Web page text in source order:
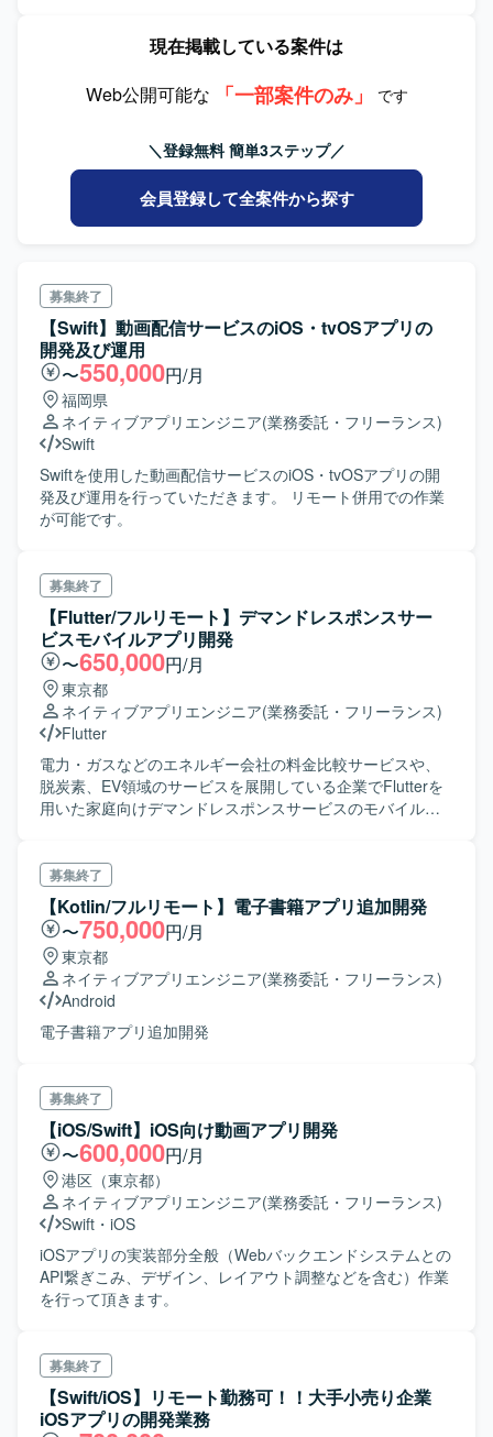
現在掲載している案件は
Web公開可能な
「一部案件のみ」 です
＼登録無料 簡単3ステップ／
会員登録して全案件から探す
募集終了
【Swift】動画配信サービスのiOS・tvOSアプリの
開発及び運用
〜550,000円/月
福岡県
ネイティブアプリエンジニア(業務委託・フリーランス)
Swift
Swiftを使用した動画配信サービスのiOS・tvOSアプリの開
発及び運用を行っていただきます。 リモート併用での作業
が可能です。
募集終了
【Flutter/フルリモート】デマンドレスポンスサー
ビスモバイルアプリ開発
〜650,000円/月
東京都
ネイティブアプリエンジニア(業務委託・フリーランス)
Flutter
電力・ガスなどのエネルギー会社の料金比較サービスや、
脱炭素、EV領域のサービスを展開している企業でFlutterを
用いた家庭向けデマンドレスポンスサービスのモバイルア
で、その方と協力して頂きながらタスクを進行して頂きま
す。 リリース後の運用開発も発生する可能性がございま
す。
募集終了
【Kotlin/フルリモート】電子書籍アプリ追加開発
〜750,000円/月
東京都
ネイティブアプリエンジニア(業務委託・フリーランス)
Android
電子書籍アプリ追加開発
募集終了
【iOS/Swift】iOS向け動画アプリ開発
〜600,000円/月
港区（東京都）
ネイティブアプリエンジニア(業務委託・フリーランス)
Swift ・ iOS
iOSアプリの実装部分全般（Webバックエンドシステムとの
API繋ぎこみ、デザイン、レイアウト調整などを含む）作業
を行って頂きます。
募集終了
【Swift/iOS】リモート勤務可！！大手小売り企業
iOSアプリの開発業務